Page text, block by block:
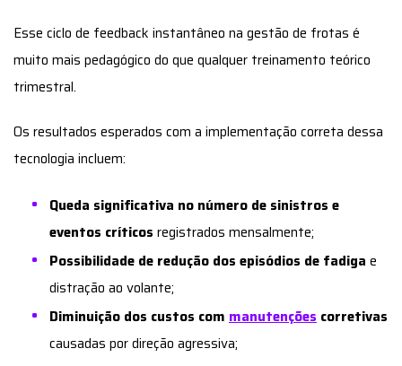
Esse ciclo de feedback instantâneo na gestão de frotas é
muito mais pedagógico do que qualquer treinamento teórico
trimestral.
Os resultados esperados com a implementação correta dessa
tecnologia incluem:
Queda significativa no número de sinistros e
eventos críticos registrados mensalmente;
Possibilidade de redução dos episódios de fadiga e
distração ao volante;
Diminuição dos custos com manutenções corretivas
causadas por direção agressiva;